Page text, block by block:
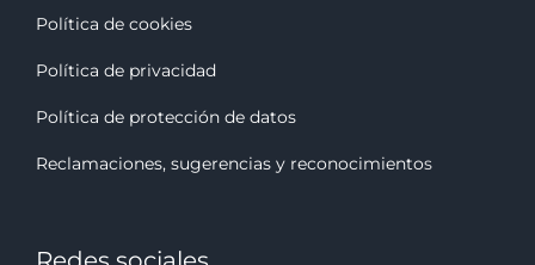
Política de cookies
Política de privacidad
Política de protección de datos
Reclamaciones, sugerencias y reconocimientos